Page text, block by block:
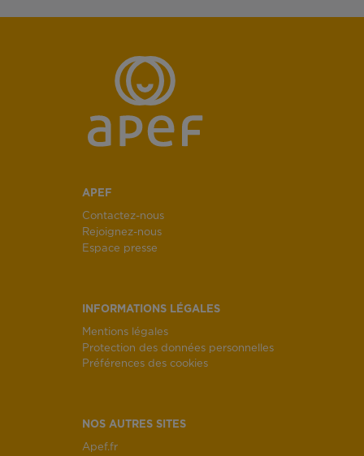
APEF
Contactez-nous
Rejoignez-nous
Espace presse
INFORMATIONS LÉGALES
Mentions légales
Protection des données personnelles
Préférences des cookies
NOS AUTRES SITES
Apef.fr